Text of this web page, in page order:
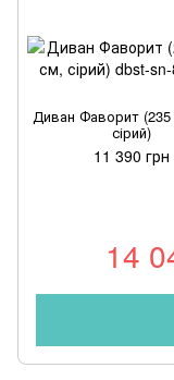
Диван Фаворит
сірий)
11 390 грн
14